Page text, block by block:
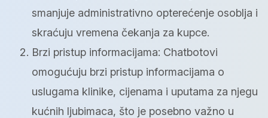
smanjuje administrativno opterećenje osoblja i
skraćuju vremena čekanja za kupce.
Brzi pristup informacijama: Chatbotovi
omogućuju brzi pristup informacijama o
uslugama klinike, cijenama i uputama za njegu
kućnih ljubimaca, što je posebno važno u